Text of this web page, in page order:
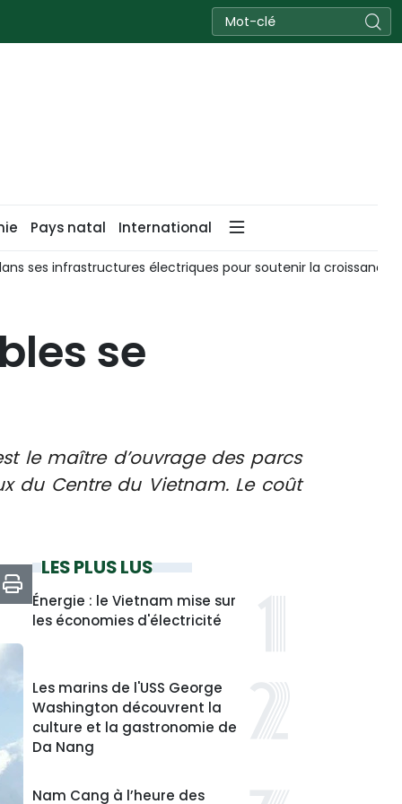
Pays natal International
électriques pour soutenir la croissance Le
se
le maître d’ouvrage des parcs
du Centre du Vietnam. Le coût
LES PLUS LUS
Énergie : le Vietnam mise sur
les économies d'électricité
Les marins de l'USS George
Washington découvrent la
culture et la gastronomie de
Da Nang
Nam Cang à l’heure des